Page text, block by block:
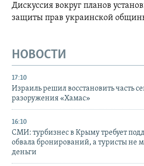
Дискуссия вокруг планов
защиты прав украинской
НОВОСТИ
17:10
Израиль решил восстановить часть
разоружения «Хамас»
16:10
СМИ: турбизнес в Крыму требует
обвала бронирований, а туристы не
деньги